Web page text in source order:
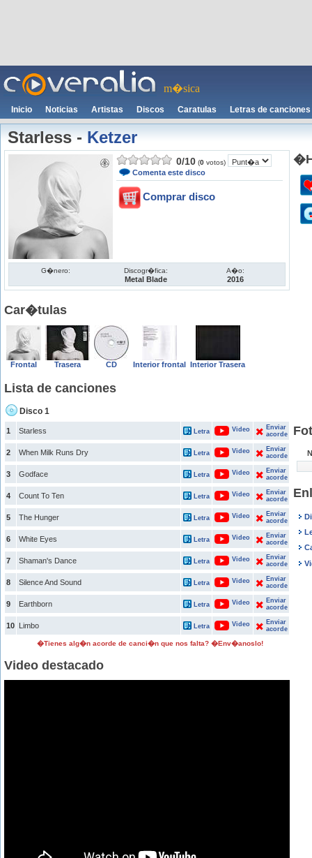
m�sica
Inicio Noticias Artistas Discos Caratulas Letras de canciones
Starless-Ketzer
0/10 (0 votos)
Comenta este disco
Comprar disco
G�nero: Discogr�fica:
Metal Blade
A�o:
2016
Car�tulas
Frontal Trasera CD Interior frontal Interior Trasera
Lista de canciones
Disco 1
1 Starless Letra Video
Enviar
acorde
2 When Milk Runs Dry Letra Video
Enviar
acorde
3 Godface Letra Video
Enviar
acorde
4 Count To Ten Letra Video
Enviar
acorde
5 The Hunger Letra Video
Enviar
acorde
6 White Eyes Letra Video
Enviar
acorde
7 Shaman's Dance Letra Video
Enviar
acorde
8 Silence And Sound Letra Video
Enviar
acorde
9 Earthborn Letra Video
Enviar
acorde
10 Limbo Letra Video
Enviar
acorde
�Tienes alg�n acorde de canci�n que nos falta? �Env�anoslo!
Video destacado